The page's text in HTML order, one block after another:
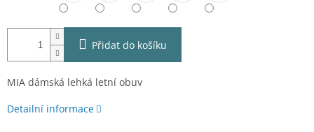
Přidat do košíku
MIA dámská lehká letní obuv
Detailní informace